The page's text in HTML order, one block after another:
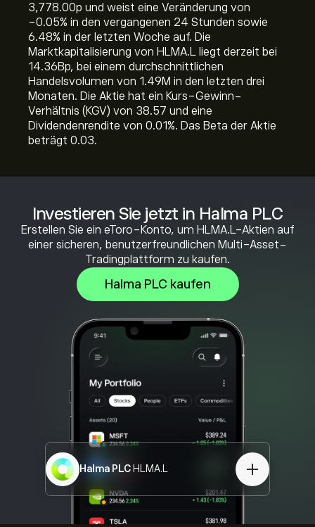
Investieren Sie jetzt in Halma PLC
Erstellen Sie ein eToro-Konto, um HLMA.L-Aktien auf
einer sicheren, benutzerfreundlichen Multi-Asset-
Tradingplattform zu kaufen.
Halma PLC kaufen
Halma PLC HLMA.L
3,778.00‎p‎ und weist eine Veränderung von
‎-0.05‎% in den vergangenen 24 Stunden sowie
‎6.48‎% in der letzten Woche auf. Die
Marktkapitalisierung von HLMA.L liegt derzeit bei
14.36B‎p‎, bei einem durchschnittlichen
Handelsvolumen von 1.49M in den letzten drei
Monaten. Die Aktie hat ein Kurs-Gewinn-
Verhältnis (KGV) von 38.57 und eine
Dividendenrendite von 0.01%. Das Beta der Aktie
beträgt 0.03.